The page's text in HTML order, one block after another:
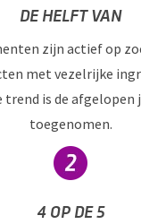
DE HELFT VAN
zijn actief op
met vezelrijke
trend is de
toegenomen.
4 OP DE 5